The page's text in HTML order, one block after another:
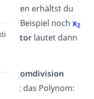
erhältst du
zum Beispiel nochx2
lautet dann
Polynomdivision
das Polynom: